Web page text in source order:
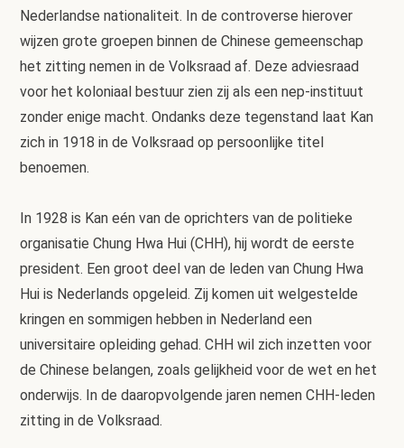
Nederlandse nationaliteit. In de controverse hierover
wijzen grote groepen binnen de Chinese gemeenschap
het zitting nemen in de Volksraad af. Deze adviesraad
voor het koloniaal bestuur zien zij als een nep-instituut
zonder enige macht. Ondanks deze tegenstand laat Kan
zich in 1918 in de Volksraad op persoonlijke titel
benoemen.
In 1928 is Kan eén van de oprichters van de politieke
organisatie Chung Hwa Hui (CHH), hij wordt de eerste
president. Een groot deel van de leden van Chung Hwa
Hui is Nederlands opgeleid. Zij komen uit welgestelde
kringen en sommigen hebben in Nederland een
universitaire opleiding gehad. CHH wil zich inzetten voor
de Chinese belangen, zoals gelijkheid voor de wet en het
onderwijs. In de daaropvolgende jaren nemen CHH-leden
zitting in de Volksraad.